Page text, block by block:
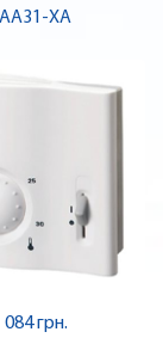
XA
084 грн.